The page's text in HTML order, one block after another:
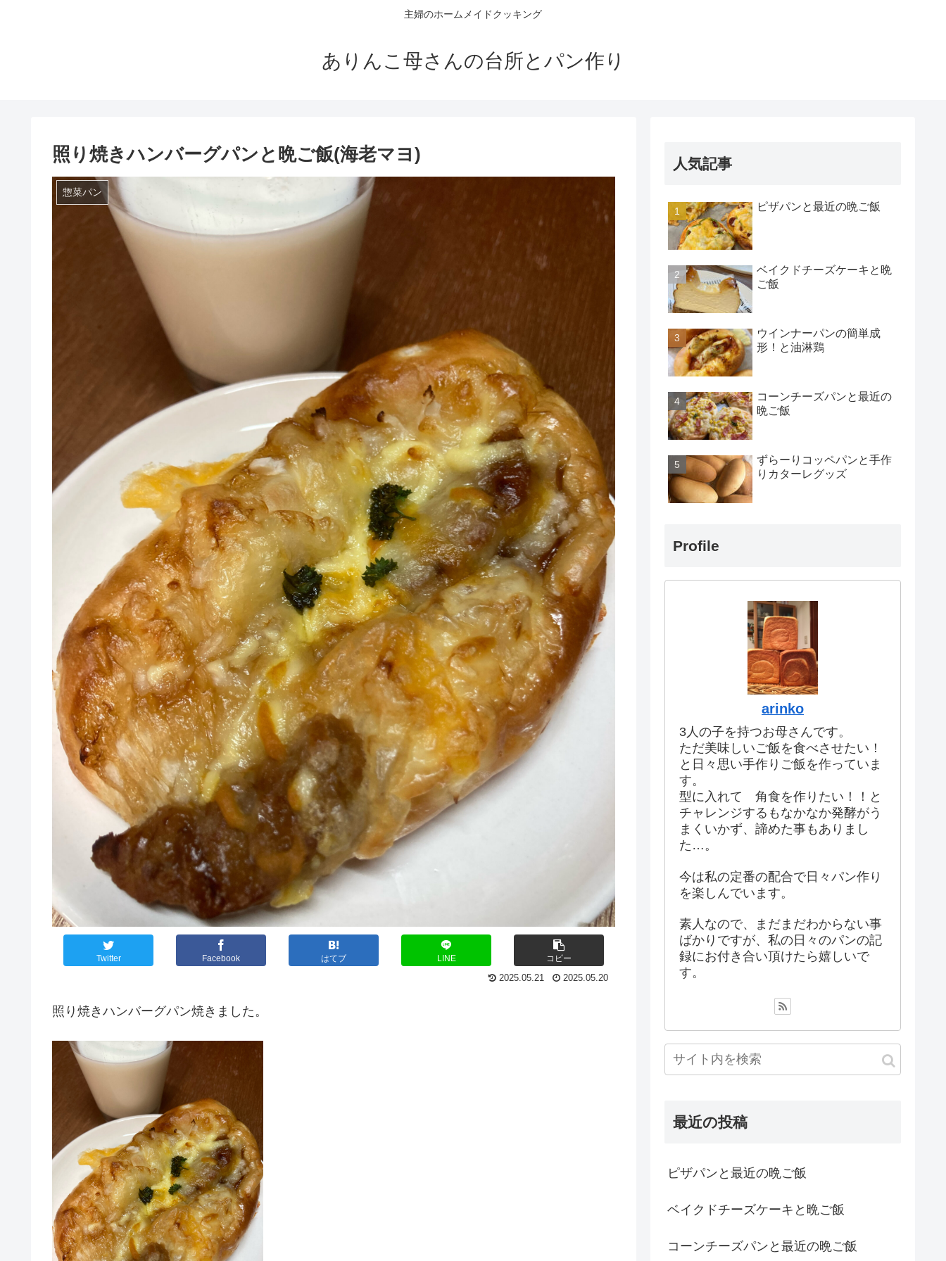
主婦のホームメイドクッキング
ありんこ母さんの台所とパン作り
照り焼きハンバーグパンと晩ご飯(海老マヨ)
惣菜パン
Twitter Facebook はてブ LINE コピー
2025.05.21 2025.05.20
照り焼きハンバーグパン焼きました。
人気記事
ピザパンと最近の晩ご飯
ベイクドチーズケーキと晩
ご飯
ウインナーパンの簡単成
形！と油淋鶏
コーンチーズパンと最近の
晩ご飯
ずらーりコッペパンと手作
りカターレグッズ
Profile
arinko
3人の子を持つお母さんです。
ただ美味しいご飯を食べさせたい！
と日々思い手作りご飯を作っていま
す。
型に入れて 角食を作りたい！！と
チャレンジするもなかなか発酵がう
まくいかず、諦めた事もありまし
た…。
今は私の定番の配合で日々パン作り
を楽しんでいます。
素人なので、まだまだわからない事
ばかりですが、私の日々のパンの記
録にお付き合い頂けたら嬉しいで
す。
最近の投稿
ピザパンと最近の晩ご飯
ベイクドチーズケーキと晩ご飯
コーンチーズパンと最近の晩ご飯